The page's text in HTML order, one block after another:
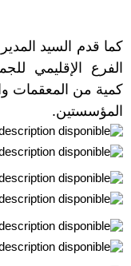
كما قدم السيد
الفرع الإقليمي
كمية من المعقمات
المؤسستين.